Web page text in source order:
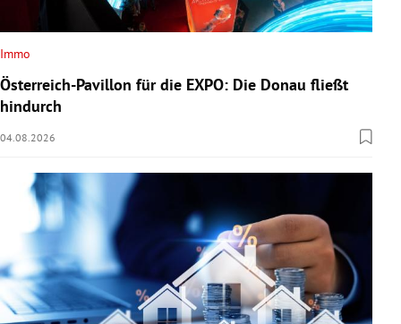
Immo
Österreich-Pavillon für die EXPO: Die Donau fließt
hindurch
04.08.2026